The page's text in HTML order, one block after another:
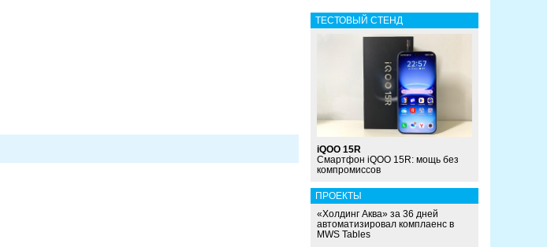
ТЕСТОВЫЙ СТЕНД
iQOO 15R
Смартфон iQOO 15R: мощь без
компромиссов
ПРОЕКТЫ
«Холдинг Аква» за 36 дней
автоматизировал комплаенс в
MWS Tables